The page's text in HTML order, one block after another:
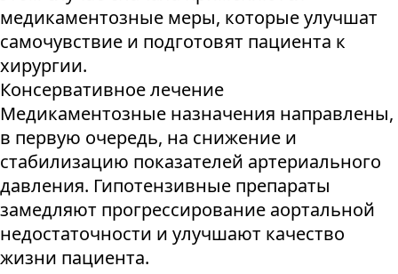
медикаментозные меры, которые улучшат
самочувствие и подготовят пациента к
хирургии.
Консервативное лечение
Медикаментозные назначения направлены,
в первую очередь, на снижение и
стабилизацию показателей артериального
давления. Гипотензивные препараты
замедляют прогрессирование аортальной
недостаточности и улучшают качество
жизни пациента.